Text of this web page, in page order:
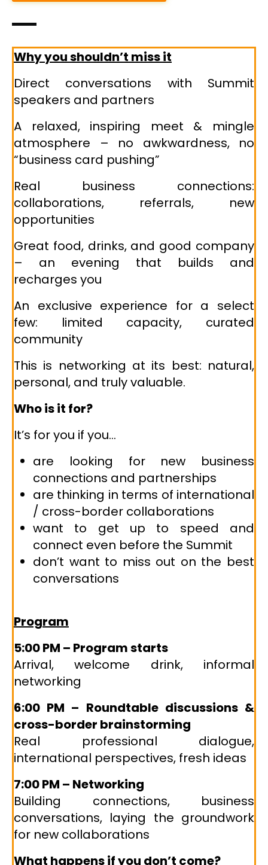
Why you shouldn’t miss it
Direct conversations with Summit
speakers and partners
A relaxed, inspiring meet & mingle
atmosphere – no awkwardness, no
“business card pushing”
Real business connections:
collaborations, referrals, new
opportunities
Great food, drinks, and good company
– an evening that builds and
recharges you
An exclusive experience for a select
few: limited capacity, curated
community
This is networking at its best: natural,
personal, and truly valuable.
Who is it for?
It’s for you if you…
are looking for new business
connections and partnerships
are thinking in terms of international
/ cross-border collaborations
want to get up to speed and
connect even before the Summit
don’t want to miss out on the best
conversations
Program
5:00 PM – Program starts
Arrival, welcome drink, informal
networking
6:00 PM – Roundtable discussions &
cross-border brainstorming
Real professional dialogue,
international perspectives, fresh ideas
7:00 PM – Networking
Building connections, business
conversations, laying the groundwork
for new collaborations
What happens if you don’t come?